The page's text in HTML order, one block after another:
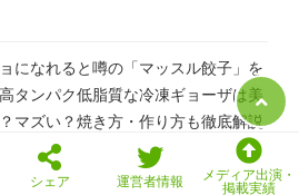
になれると噂の「マッスル餃子」を
タンパク低脂質な冷凍ギョーザは美
マズい？焼き方・作り方も徹底解説
シェア 運営者情報
メディア出演・
掲載実績